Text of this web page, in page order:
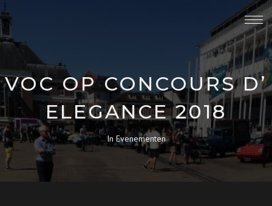
VOC OP CONCOURS D’
ELEGANCE 2018
In Evenementen